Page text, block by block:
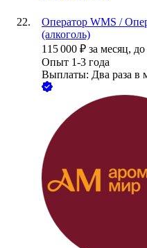
Оператор WMS /
(алкоголь)
115 000 ₽ за месяц,
Опыт 1-3 года
Выплаты: Два раза в